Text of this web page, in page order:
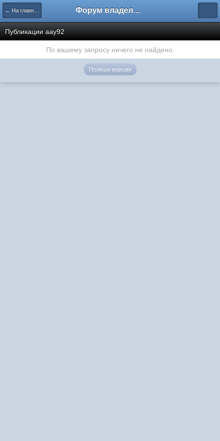
← На главную Форум владельцев интернет-магазинов
Публикации aay92
По вашему запросу ничего не найдено.
Полная версия